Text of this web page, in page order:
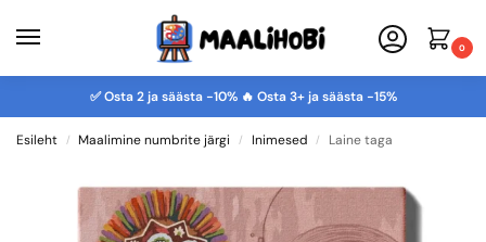
0
✅ Osta 2 ja säästa -10% 🔥 Osta 3+ ja säästa -15%
Esileht / Maalimine numbrite järgi / Inimesed / Laine taga